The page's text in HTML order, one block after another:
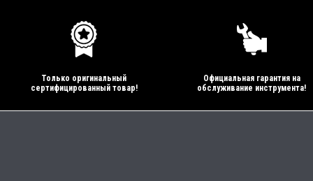
Только оригинальный
сертифицированный товар!
Официальная гарантия на
обслуживание инструмента!